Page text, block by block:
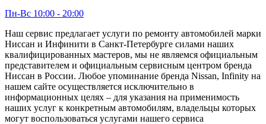
Пн-Вс 10:00 - 20:00
Наш сервис предлагает услуги по ремонту автомобилей марки
Ниссан и Инфинити в Санкт-Петербурге силами наших
квалифицированных мастеров, мы не являемся официальным
представителем и официальным сервисным центром бренда
Ниссан в России. Любое упоминание бренда Nissan, Infinity на
нашем сайте осуществляется исключительно в
информационных целях – для указания на применимость
наших услуг к конкретным автомобилям, владельцы которых
могут воспользоваться услугами нашего сервиса